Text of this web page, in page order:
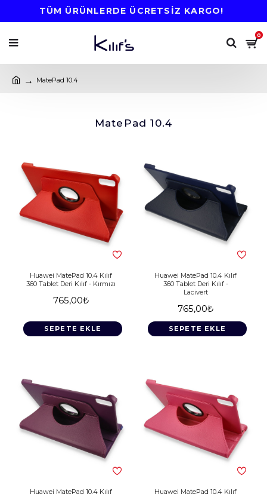
TÜM ÜRÜNLERDE ÜCRETSİZ KARGO!
0
MatePad 10.4
MatePad 10.4
Huawei MatePad 10.4 Kılıf
360 Tablet Deri Kılıf - Kırmızı
765,00₺
SEPETE EKLE
Huawei MatePad 10.4 Kılıf
360 Tablet Deri Kılıf -
Lacivert
765,00₺
SEPETE EKLE
Huawei MatePad 10.4 Kılıf
Huawei MatePad 10.4 Kılıf